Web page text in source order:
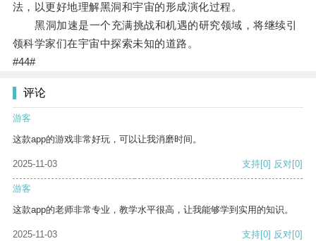
法，以更好地理解黑洞和宇宙的形成演化过程。
黑洞加速是一个充满挑战和机遇的研究领域，将继续引
领科学家们在宇宙中探索未知的道路。
#44#
评论
游客
这款app的游戏非常好玩，可以让我消磨时间。
2025-11-03 支持[0] 反对[0]
游客
这款app的老师非常专业，教学水平很高，让我能够学到实用的知识。
2025-11-03 支持[0] 反对[0]